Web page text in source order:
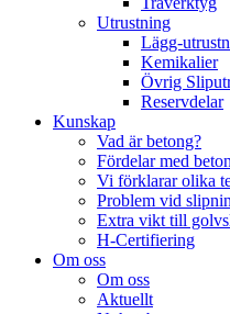
Utrustning
Lägg-
Kemikalier
Övrig
Reservdelar
Kunskap
Vad är betong?
Fördelar med
Vi förklarar olika
Problem vid
Extra vikt till
H-Certifiering
Om oss
Om oss
Aktuellt